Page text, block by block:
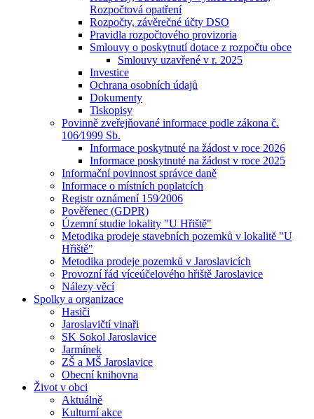
Rozpočtová opatření
Rozpočty, závěrečné účty DSO
Pravidla rozpočtového provizoria
Smlouvy o poskytnutí dotace z rozpočtu obce
Smlouvy uzavřené v r. 2025
Investice
Ochrana osobních údajů
Dokumenty
Tiskopisy
Povinně zveřejňované informace podle zákona č.
106⁄1999 Sb.
Informace poskytnuté na žádost v roce 2026
Informace poskytnuté na žádost v roce 2025
Informační povinnost správce daně
Informace o místních poplatcích
Registr oznámení 159⁄2006
Pověřenec (GDPR)
Územní studie lokality "U Hřiště"
Metodika prodeje stavebních pozemků v lokalitě "U
Hřiště"
Metodika prodeje pozemků v Jaroslavicích
Provozní řád víceúčelového hřiště Jaroslavice
Nálezy věcí
Spolky a organizace
Hasiči
Jaroslavičtí vinaři
SK Sokol Jaroslavice
Jarmínek
ZŠ a MŠ Jaroslavice
Obecní knihovna
Život v obci
Aktuálně
Kulturní akce